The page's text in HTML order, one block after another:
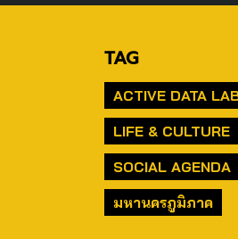
TAG
ACTIVE DATA
LIFE & CULTURE
SOCIAL AGENDA
มหานครภูมิภาค